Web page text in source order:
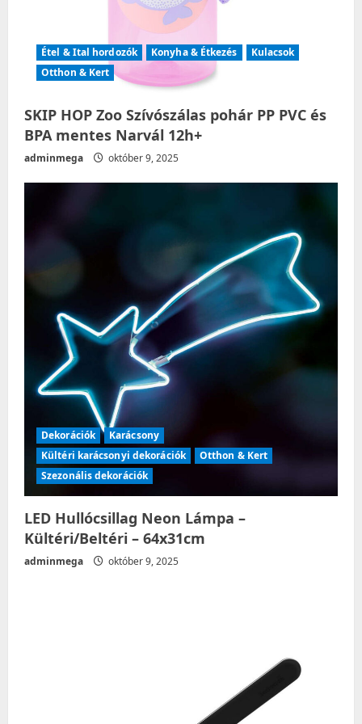
Étel & Ital hordozók Konyha & Étkezés
Kulacsok
Otthon & Kert
SKIP HOP Zoo Szívószálas pohár PP PVC és
BPA mentes Narvál 12h+
adminmega október 9, 2025
Dekorációk
Karácsony
Kültéri karácsonyi dekorációk
Otthon & Kert
Szezonális dekorációk
LED Hullócsillag Neon Lámpa –
Kültéri/Beltéri – 64x31cm
adminmega október 9, 2025